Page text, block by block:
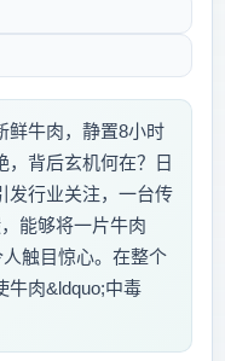
鲜牛肉，静置8小时
，背后玄机何在？日
发行业关注，一台传
能够将一片牛肉
触目惊心。在整个
牛肉&ldquo;中毒